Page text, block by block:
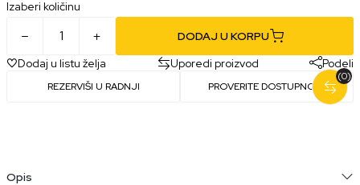
Izaberi količinu
DODAJ U KORPU
Dodaj u listu želja
Uporedi proizvod Podeli
REZERVIŠI U RADNJI PROVERITE DOSTUPNOST
(0)
Opis